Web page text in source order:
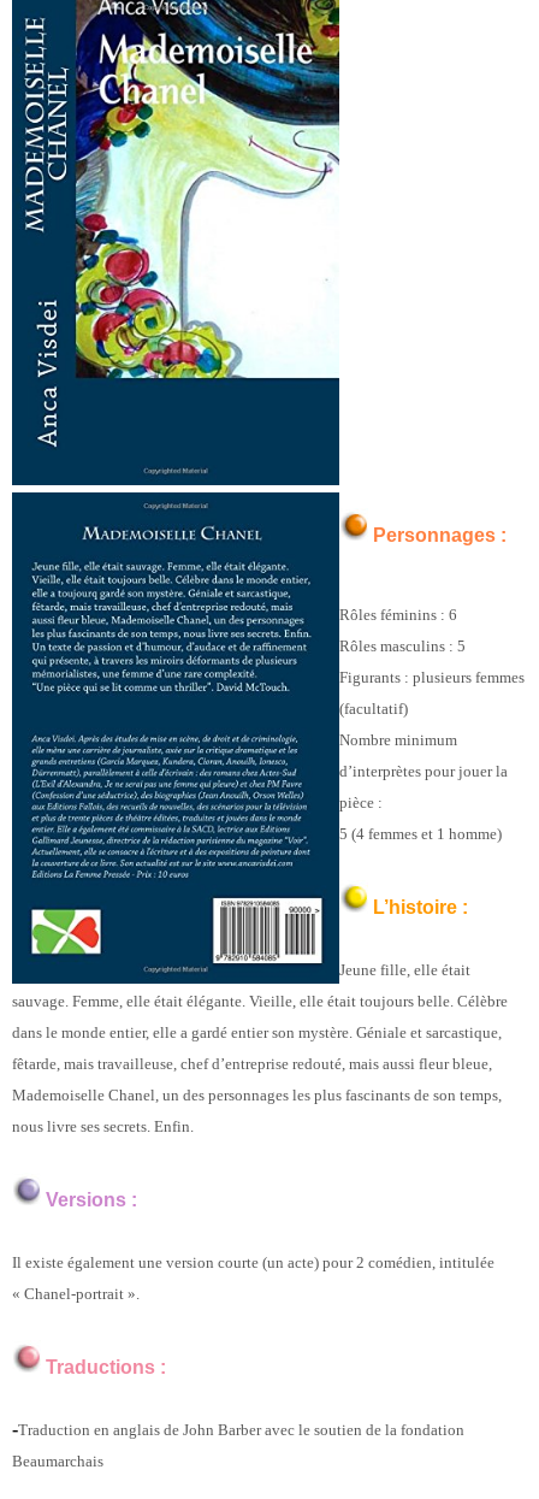
Personnages :
Rôles féminins : 6
Rôles masculins : 5
Figurants : plusieurs femmes
(facultatif)
Nombre minimum
d’interprètes pour jouer la
pièce :
5 (4 femmes et 1 homme)
L’histoire :
Jeune fille, elle était
sauvage. Femme, elle était élégante. Vieille, elle était toujours belle. Célèbre
dans le monde entier, elle a gardé entier son mystère. Géniale et sarcastique,
fêtarde, mais travailleuse, chef d’entreprise redouté, mais aussi fleur bleue,
Mademoiselle Chanel, un des personnages les plus fascinants de son temps,
nous livre ses secrets. Enfin.
Versions :
Il existe également une version courte (un acte) pour 2 comédien, intitulée
« Chanel-portrait ».
Traductions :
-Traduction en anglais de John Barber avec le soutien de la fondation
Beaumarchais